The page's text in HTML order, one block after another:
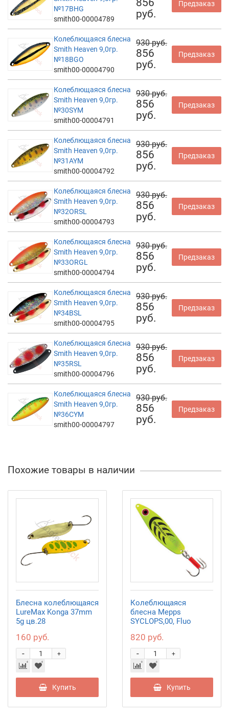
№17BHG
smith00-00004789
856
руб.
Предзаказ
Колеблющаяся блесна
Smith Heaven 9,0гр.
№18BGO
smith00-00004790
930 руб.
856
руб.
Предзаказ
Колеблющаяся блесна
Smith Heaven 9,0гр.
№30SYM
smith00-00004791
930 руб.
856
руб.
Предзаказ
Колеблющаяся блесна
Smith Heaven 9,0гр.
№31AYM
smith00-00004792
930 руб.
856
руб.
Предзаказ
Колеблющаяся блесна
Smith Heaven 9,0гр.
№32ORSL
smith00-00004793
930 руб.
856
руб.
Предзаказ
Колеблющаяся блесна
Smith Heaven 9,0гр.
№33ORGL
smith00-00004794
930 руб.
856
руб.
Предзаказ
Колеблющаяся блесна
Smith Heaven 9,0гр.
№34BSL
smith00-00004795
930 руб.
856
руб.
Предзаказ
Колеблющаяся блесна
Smith Heaven 9,0гр.
№35RSL
smith00-00004796
930 руб.
856
руб.
Предзаказ
Колеблющаяся блесна
Smith Heaven 9,0гр.
№36CYM
smith00-00004797
930 руб.
856
руб.
Предзаказ
Похожие товары в наличии
Блесна колеблющаяся
LureMax Konga 37mm
5g цв.28
160 руб.
+
-
Купить
Колеблющаяся
блесна Mepps
SYCLOPS,00, Fluo
820 руб.
+
-
Купить